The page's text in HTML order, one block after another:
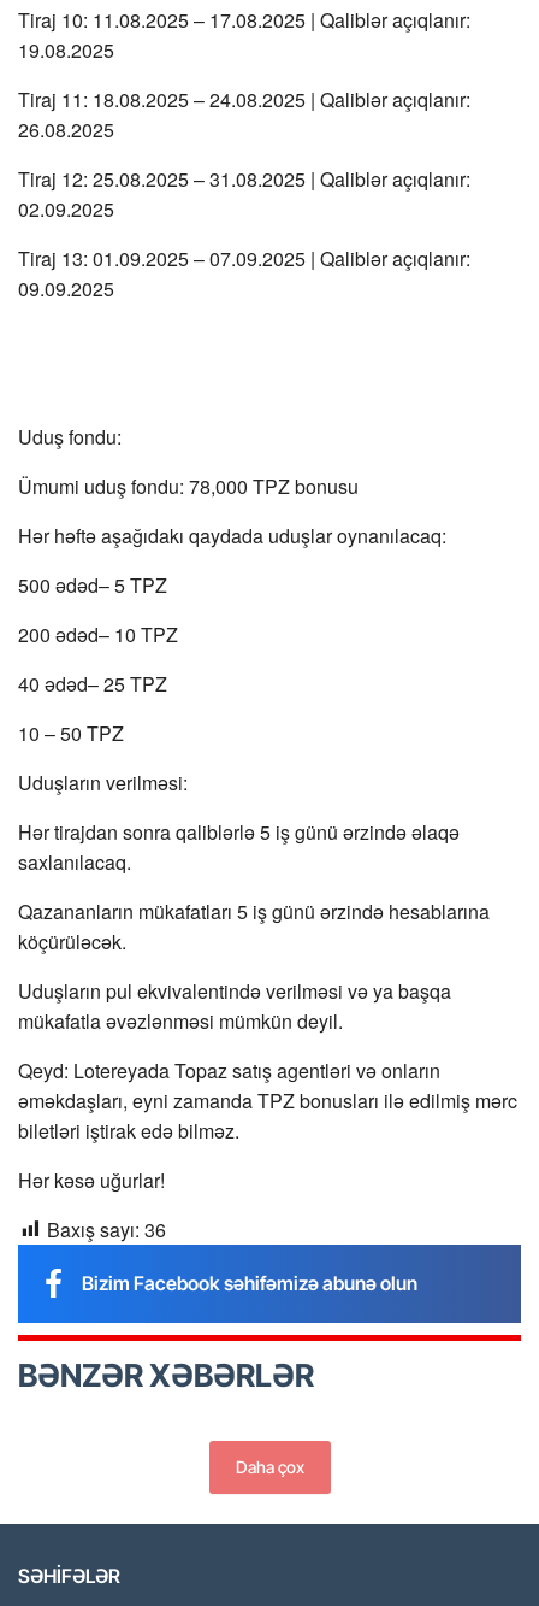
Tiraj 10: 11.08.2025 – 17.08.2025 | Qaliblər açıqlanır:
19.08.2025
Tiraj 11: 18.08.2025 – 24.08.2025 | Qaliblər açıqlanır:
26.08.2025
Tiraj 12: 25.08.2025 – 31.08.2025 | Qaliblər açıqlanır:
02.09.2025
Tiraj 13: 01.09.2025 – 07.09.2025 | Qaliblər açıqlanır:
09.09.2025
Uduş fondu:
Ümumi uduş fondu: 78,000 TPZ bonusu
Hər həftə aşağıdakı qaydada uduşlar oynanılacaq:
500 ədəd– 5 TPZ
200 ədəd– 10 TPZ
40 ədəd– 25 TPZ
10 – 50 TPZ
Uduşların verilməsi:
Hər tirajdan sonra qaliblərlə 5 iş günü ərzində əlaqə
saxlanılacaq.
Qazananların mükafatları 5 iş günü ərzində hesablarına
köçürüləcək.
Uduşların pul ekvivalentində verilməsi və ya başqa
mükafatla əvəzlənməsi mümkün deyil.
Qeyd: Lotereyada Topaz satış agentləri və onların
əməkdaşları, eyni zamanda TPZ bonusları ilə edilmiş mərc
biletləri iştirak edə bilməz.
Hər kəsə uğurlar!
Baxış sayı: 36
Bizim Facebook səhifəmizə abunə olun
BƏNZƏR XƏBƏRLƏR
Daha çox
SƏHİFƏLƏR